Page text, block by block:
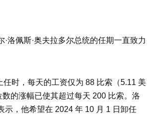
·洛佩斯·奥夫拉多尔总统的任期一直致力
任时，每天的工资仅为 88 比索（5.11 美
的涨幅已使其超过每天 200 比索。洛
示，他希望在 2024 年 10 月 1 日卸任